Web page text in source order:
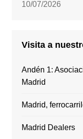
10/07/2026
Visita a
Andén 1:
Madrid
Madrid,
Madrid Dealers